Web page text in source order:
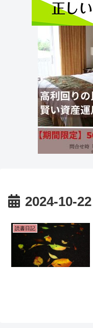
2024-10-22
読書日記